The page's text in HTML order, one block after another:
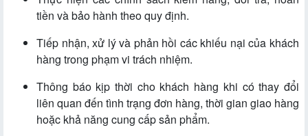
tiền và bảo hành theo quy định.
Tiếp nhận, xử lý và phản hồi các khiếu nại của khách
hàng trong phạm vi trách nhiệm.
Thông báo kịp thời cho khách hàng khi có thay đổi
liên quan đến tình trạng đơn hàng, thời gian giao hàng
hoặc khả năng cung cấp sản phẩm.